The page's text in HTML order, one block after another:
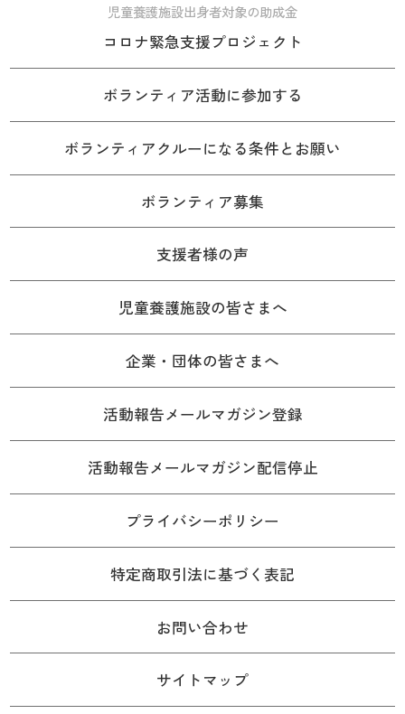
児童養護施設出身者対象の助成金
コロナ緊急支援プロジェクト
ボランティア活動に参加する
ボランティアクルーになる条件とお願い
ボランティア募集
支援者様の声
児童養護施設の皆さまへ
企業・団体の皆さまへ
活動報告メールマガジン登録
活動報告メールマガジン配信停止
プライバシーポリシー
特定商取引法に基づく表記
お問い合わせ
サイトマップ